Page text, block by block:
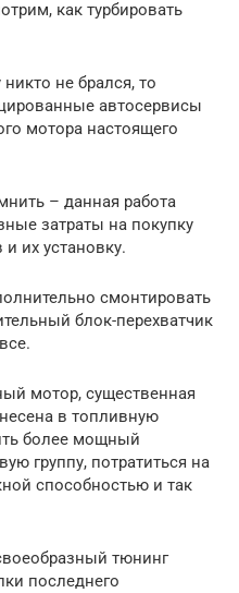
как турбировать
не брался, то
автосервисы
мотора настоящего
– данная работа
затраты на покупку
их установку.
смонтировать
блок-перехватчик
мотор, существенная
в топливную
более мощный
группу, потратиться на
способностью и так
тюнинг
последнего